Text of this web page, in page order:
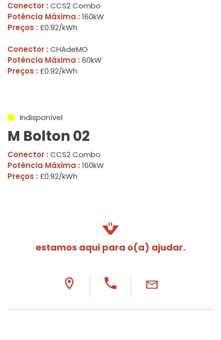
Conector : CCS2 Combo
Potência Máxima : 160kW
Preços : £0.92/kWh
Conector : CHAdeMO
Potência Máxima : 60kW
Preços : £0.92/kWh
Indisponível
M Bolton 02
Conector : CCS2 Combo
Potência Máxima : 160kW
Preços : £0.92/kWh
estamos aqui para o(a) ajudar.